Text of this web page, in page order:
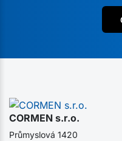
CORMEN s.r.o.
Průmyslová 1420